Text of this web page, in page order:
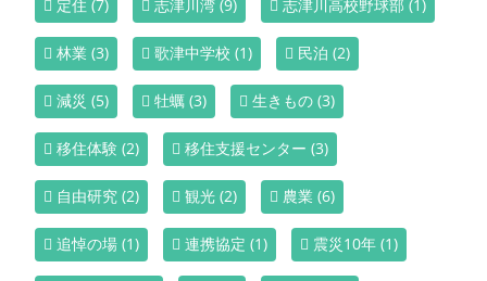
定住 (7) 志津川湾 (9) 志津川高校野球部 (1)
林業 (3) 歌津中学校 (1) 民泊 (2)
減災 (5) 牡蠣 (3) 生きもの (3)
移住体験 (2) 移住支援センター (3)
自由研究 (2) 観光 (2) 農業 (6)
追悼の場 (1) 連携協定 (1) 震災10年 (1)